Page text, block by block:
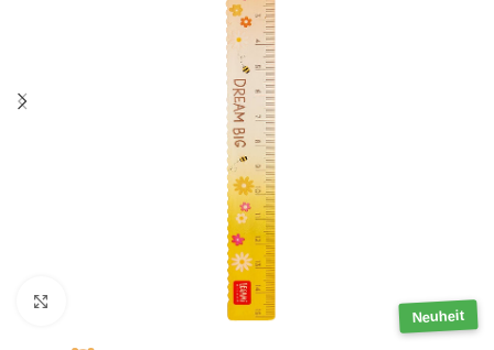
Neuheit
Klick zum Vergrößern